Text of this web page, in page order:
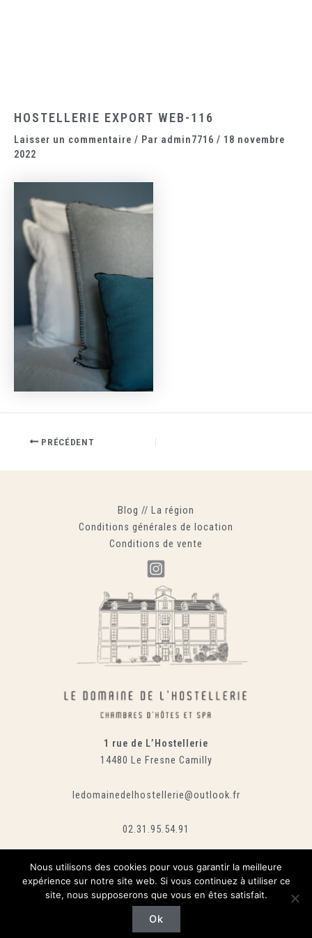
HOSTELLERIE EXPORT WEB-116
Laisser un commentaire / Par admin7716 / 18 novembre
2022
PRÉCÉDENT
Blog // La région
Conditions générales de location
Conditions de vente
1 rue de L’Hostellerie
14480 Le Fresne Camilly
ledomainedelhostellerie@outlook.fr
02.31.95.54.91
Copyright © 2026 Le domaine de l'hostellerie | Mentions légales
Nous utilisons des cookies pour vous garantir la meilleure
expérience sur notre site web. Si vous continuez à utiliser ce
site, nous supposerons que vous en êtes satisfait.
Ok